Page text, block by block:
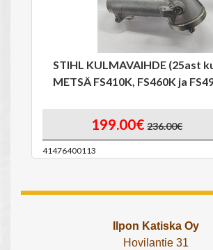
STIHL KULMAVAIHDE (25ast
METSÄ FS410K, FS460K ja
199.00€ 236.00€
41476400113
Ilpon Katiska Oy
Hovilantie 31